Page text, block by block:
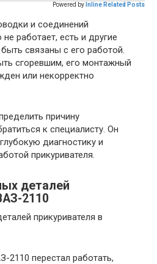
Powered by Inline Related Posts
и соединений
работает, есть и другие
связаны с его работой.
сгоревшим, его монтажный
или некорректно
причину
к специалисту. Он
диагностику и
прикуривателя.
деталей
2110
2110 перестал работать,